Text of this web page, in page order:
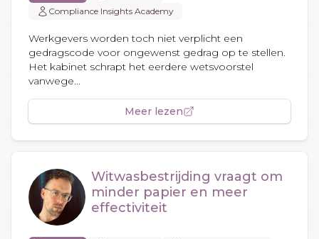
Compliance Insights Academy
Werkgevers worden toch niet verplicht een
gedragscode voor ongewenst gedrag op te stellen.
Het kabinet schrapt het eerdere wetsvoorstel
vanwege...
Meer lezen
Witwasbestrijding vraagt om
minder papier en meer
effectiviteit